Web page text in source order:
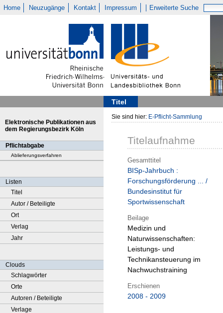
Home Neuzugänge Kontakt Impressum Erweiterte Suche
Titel
Elektronische Publikationen aus
dem Regierungsbezirk Köln
Pflichtabgabe
Ablieferungsverfahren
Listen
Titel
Autor / Beteiligte
Ort
Verlag
Jahr
Clouds
Schlagwörter
Orte
Autoren / Beteiligte
Verlage
Sie sind hier: E-Pflicht-Sammlung
Titelaufnahme
Gesamttitel
BISp-Jahrbuch :
Forschungsförderung ... /
Bundesinstitut für
Sportwissenschaft
Beilage
Medizin und
Naturwissenschaften:
Leistungs- und
Technikansteuerung im
Nachwuchstraining
Erschienen
2008 - 2009